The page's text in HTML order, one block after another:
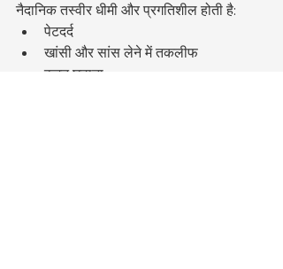
नैदानिक तस्वीर धीमी और प्रगतिशील होती है:
पेटदर्द
खांसी और सांस लेने में तकलीफ
वजन घटाना